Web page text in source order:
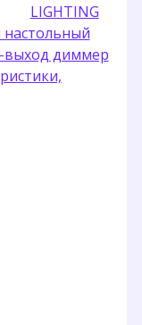
LIGHTING
выход диммер